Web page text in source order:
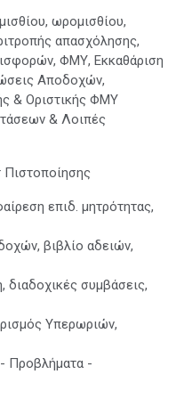
ωρομισθίου,
απασχόλησης,
ΦΜΥ, Εκκαθάριση
Αποδοχών,
& Οριστικής ΦΜΥ
& Λοιπές
Πιστοποίησης
επιδ. μητρότητας,
βιβλίο αδειών,
συμβάσεις,
Υπερωριών,
Προβλήματα -